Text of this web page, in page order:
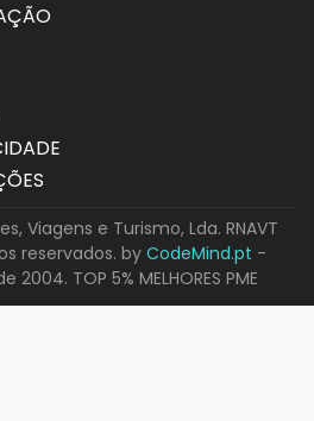
Viagens e Turismo, Lda. RNAVT
reservados. by CodeMind.pt -
TOP 5% MELHORES PME